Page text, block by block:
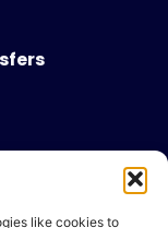
like cookies to